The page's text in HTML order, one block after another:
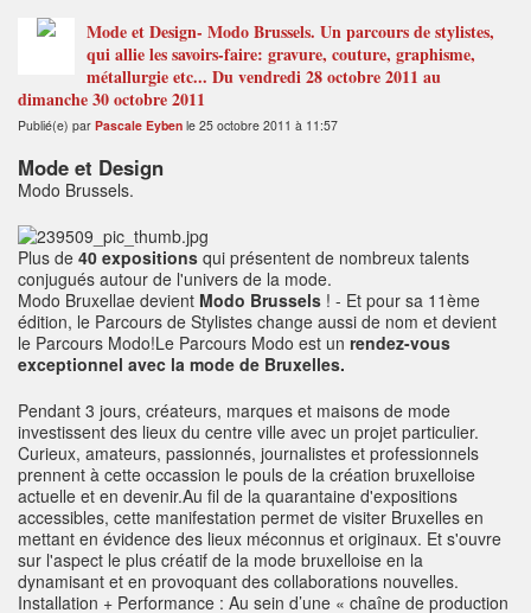
Mode et Design- Modo Brussels. Un parcours de stylistes,
qui allie les savoirs-faire: gravure, couture, graphisme,
métallurgie etc... Du vendredi 28 octobre 2011 au
dimanche 30 octobre 2011
Publié(e) par Pascale Eyben le 25 octobre 2011 à 11:57
Mode et Design
Modo Brussels.
Plus de 40 expositions qui présentent de nombreux talents
conjugués autour de l'univers de la mode.
Modo Bruxellae devient Modo Brussels ! - Et pour sa 11ème
édition, le Parcours de Stylistes change aussi de nom et devient
le Parcours Modo!Le Parcours Modo est un rendez-vous
exceptionnel avec la mode de Bruxelles.
Pendant 3 jours, créateurs, marques et maisons de mode
investissent des lieux du centre ville avec un projet particulier.
Curieux, amateurs, passionnés, journalistes et professionnels
prennent à cette occassion le pouls de la création bruxelloise
actuelle et en devenir.Au fil de la quarantaine d'expositions
accessibles, cette manifestation permet de visiter Bruxelles en
mettant en évidence des lieux méconnus et originaux. Et s'ouvre
sur l'aspect le plus créatif de la mode bruxelloise en la
dynamisant et en provoquant des collaborations nouvelles.
Installation + Performance : Au sein d’une « chaîne de production